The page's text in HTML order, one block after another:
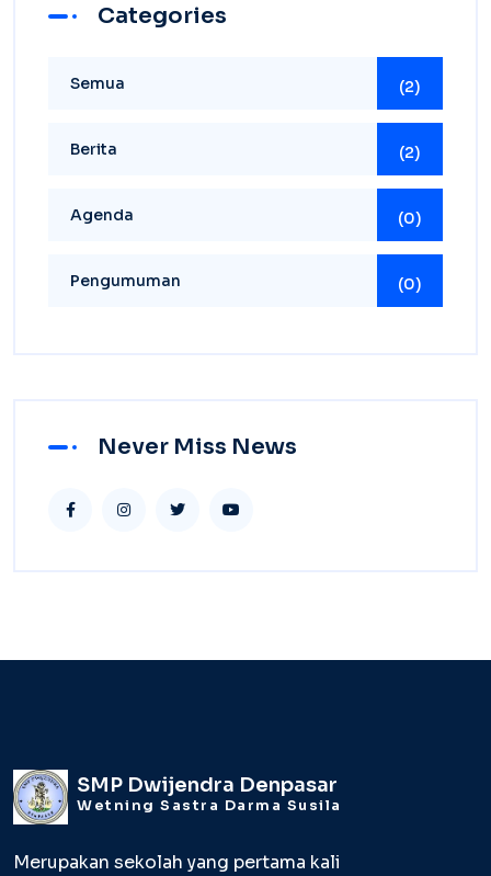
Categories
Semua (2)
Berita (2)
Agenda (0)
Pengumuman (0)
Never Miss News
SMP Dwijendra Denpasar
Wetning Sastra Darma Susila
Merupakan sekolah yang pertama kali